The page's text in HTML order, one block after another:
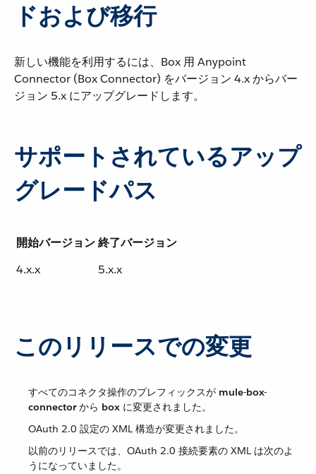
ドおよび移行
新しい機能を利用するには、Box 用 Anypoint
Connector (Box Connector) をバージョン 4.x からバー
ジョン 5.x にアップグレードします。
サポートされているアップ
グレードパス
開始バージョン終了バージョン
4.x.x
5.x.x
このリリースでの変更
すべてのコネクタ操作のプレフィックスが ​ mule-box-
connector​ から ​ box ​ に変更されました。
OAuth 2.0 設定の XML 構造が変更されました。
以前のリリースでは、OAuth 2.0 接続要素の XML は次のよ
うになっていました。